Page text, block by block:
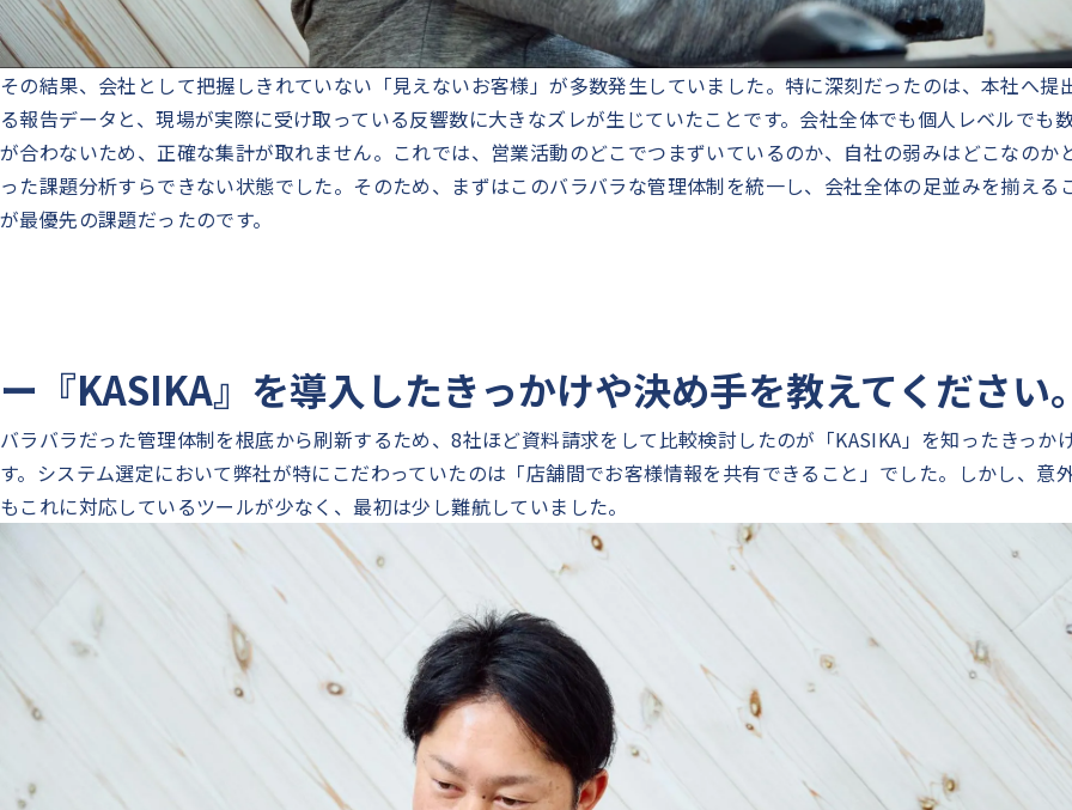
その結果、会社として把握しきれていない「見えないお客様」が多数発生していました。特に深刻だったのは、本社へ提
る報告データと、現場が実際に受け取っている反響数に大きなズレが生じていたことです。会社全体でも個人レベルでも
が合わないため、正確な集計が取れません。これでは、営業活動のどこでつまずいているのか、自社の弱みはどこなのか
った課題分析すらできない状態でした。そのため、まずはこのバラバラな管理体制を統一し、会社全体の足並みを揃える
が最優先の課題だったのです。
ー『KASIKA』を導入したきっかけや決め手を教えてください。
バラバラだった管理体制を根底から刷新するため、8社ほど資料請求をして比較検討したのが「KASIKA」を知ったきっか
す。システム選定において弊社が特にこだわっていたのは「店舗間でお客様情報を共有できること」でした。しかし、意
もこれに対応しているツールが少なく、最初は少し難航していました。